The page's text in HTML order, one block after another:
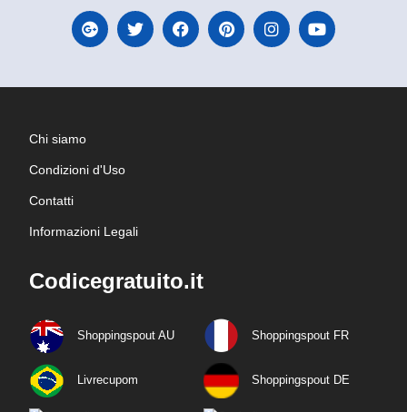
Chi siamo
Condizioni d'Uso
Contatti
Informazioni Legali
Codicegratuito.it
Shoppingspout AU Shoppingspout FR
Livrecupom Shoppingspout DE